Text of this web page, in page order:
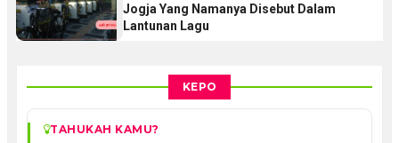
Jogja Yang Namanya Disebut Dalam
Lantunan Lagu
KEPO
TAHUKAH KAMU?